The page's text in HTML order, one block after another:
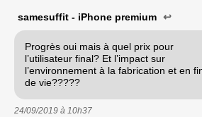
samesuffit - iPhone premium ↩
Progrès oui mais à quel prix pour
l’utilisateur final? Et l’impact sur
l’environnement à la fabrication et en
de vie?????
24/09/2019 à 10h37